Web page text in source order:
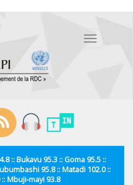
Toggle
:: Bukavu 95.3 :: Goma 95.5 ::
95.8 :: Matadi 102.0 ::
Mbuji-mayi 93.8